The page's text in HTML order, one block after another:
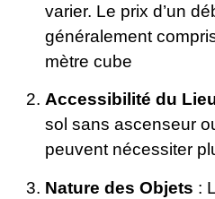
varier. Le prix d’un
généralement
mètre cube
Accessibilité du
sol sans ascenseur
peuvent nécessiter
Nature des Objets :